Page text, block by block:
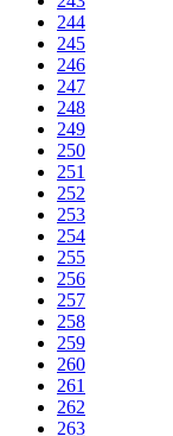
244
245
246
247
248
249
250
251
252
253
254
255
256
257
258
259
260
261
262
263